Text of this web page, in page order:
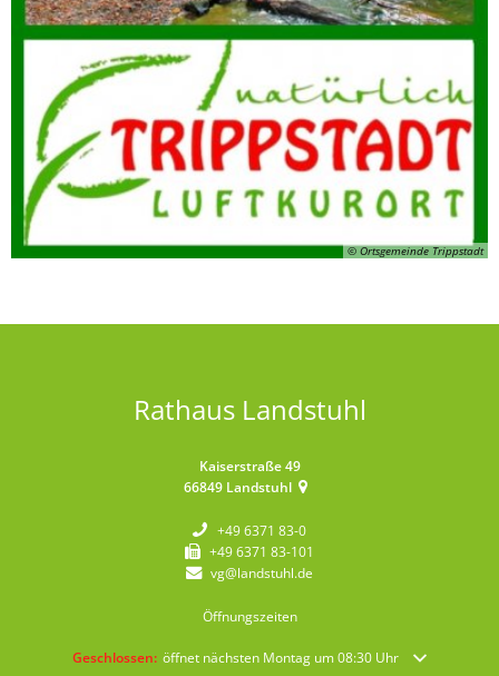
© Ortsgemeinde Trippstadt
Rathaus Landstuhl
Kaiserstraße 49
66849 Landstuhl
+49 6371 83-0
+49 6371 83-101
vg@landstuhl.de
Öffnungszeiten
Klicken, um weitere Öffnungs- oder Schließzeiten auszublenden
Geschlossen: öffnet nächsten Montag um 08:30 Uhr